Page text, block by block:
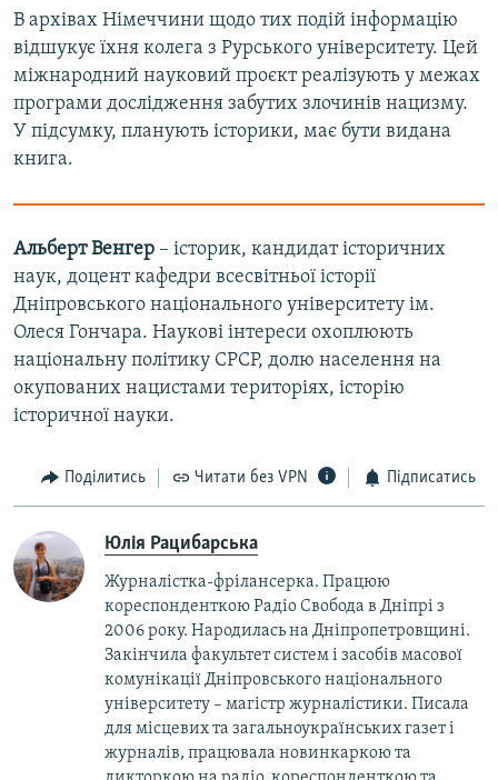
В архівах Німеччини щодо тих подій інформацію
відшукує їхня колега з Рурського університету. Цей
міжнародний науковий проєкт реалізують у межах
програми дослідження забутих злочинів нацизму.
У підсумку, планують історики, має бути видана
книга.
Альберт Венгер – історик, кандидат історичних
наук, доцент кафедри всесвітньої історії
Дніпровського національного університету ім.
Олеся Гончара. Наукові інтереси охоплюють
національну політику СРСР, долю населення на
окупованих нацистами територіях, історію
історичної науки.
Поділитись Читати без VPN Підписатись
Юлія Рацибарська
Журналістка-фрілансерка. Працюю
кореспонденткою Радіо Свобода в Дніпрі з
2006 року. Народилась на Дніпропетровщині.
Закінчила факультет систем і засобів масової
комунікації Дніпровського національного
університету – магістр журналістики. Писала
для місцевих та загальноукраїнських газет і
журналів, працювала новинкаркою та